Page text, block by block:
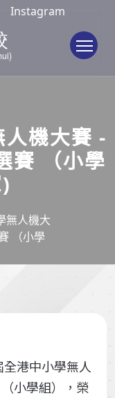
Instagram
機大賽 -
賽 （小學
無人機大
（小學
港中小學無人
小學組），榮